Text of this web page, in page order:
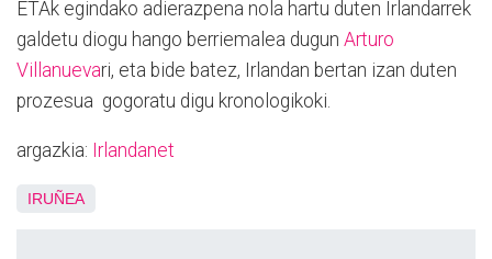
ETAk egindako adierazpena nola hartu duten Irlandarrek
galdetu diogu hango berriemalea dugun Arturo
Villanuevari, eta bide batez, Irlandan bertan izan duten
prozesua gogoratu digu kronologikoki.
argazkia: Irlandanet
IRUÑEA